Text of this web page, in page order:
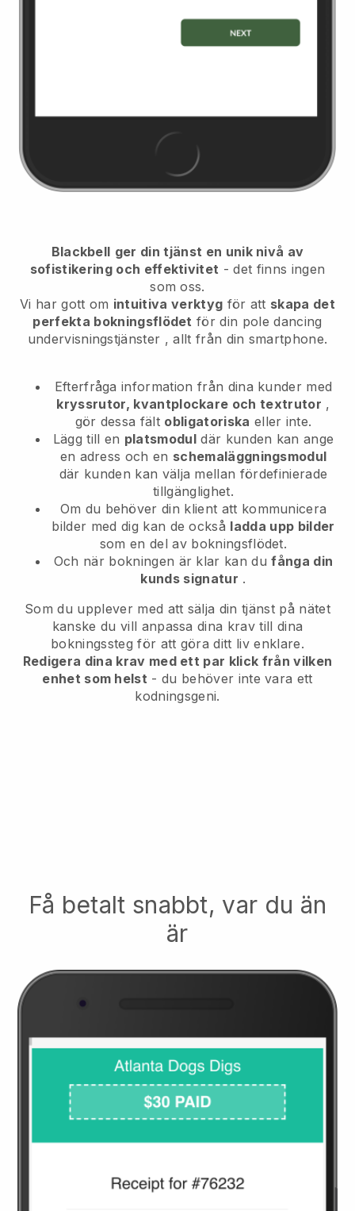
Blackbell ger din tjänst en unik nivå av
sofistikering och effektivitet - det finns ingen
som oss.
Vi har gott om intuitiva verktyg för att skapa det
perfekta bokningsflödet för din pole dancing
undervisningstjänster , allt från din smartphone.
Efterfråga information från dina kunder med
kryssrutor, kvantplockare och textrutor ,
gör dessa fält obligatoriska eller inte.
Lägg till en platsmoduldär kunden kan ange
en adress och en schemaläggningsmodul
där kunden kan välja mellan fördefinierade
tillgänglighet.
Om du behöver din klient att kommunicera
bilder med dig kan de också ladda upp bilder
som en del av bokningsflödet.
Och när bokningen är klar kan dufånga din
kunds signatur .
Som du upplever med att sälja din tjänst på nätet
kanske du vill anpassa dina krav till dina
bokningssteg för att göra ditt liv enklare.
Redigera dina krav med ett par klick från vilken
enhet som helst - du behöver inte vara ett
kodningsgeni.
Få betalt snabbt, var du än
är